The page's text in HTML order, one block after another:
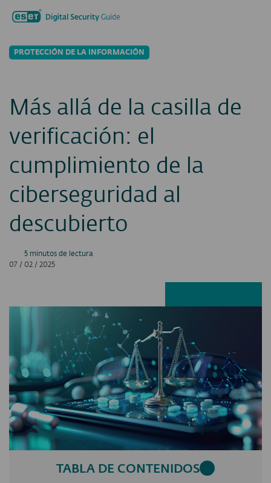
PROTECCIÓN DE LA INFORMACIÓN
Más allá de la casilla de
verificación: el
cumplimiento de la
ciberseguridad al
descubierto
5 minutos de lectura
07 / 02 / 2025
TABLA DE CONTENIDOS